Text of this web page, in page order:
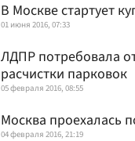
В Москве стартует
01 июня 2016, 07:33
ЛДПР потребовала
расчистки парковок
05 февраля 2016, 08:55
Москва проехалась
04 февраля 2016, 21:19